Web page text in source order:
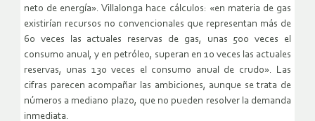
neto de energía». Villalonga hace cálculos: «en materia de gas
existirían recursos no convencionales que representan más de
60 veces las actuales reservas de gas, unas 500 veces el
consumo anual, y en petróleo, superan en 10 veces las actuales
reservas, unas 130 veces el consumo anual de crudo». Las
cifras parecen acompañar las ambiciones, aunque se trata de
números a mediano plazo, que no pueden resolver la demanda
inmediata.